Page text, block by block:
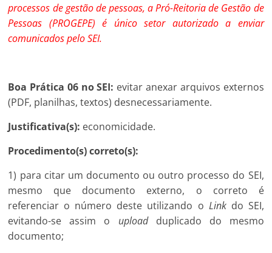
processos de gestão de pessoas, a Pró-Reitoria de Gestão de
Pessoas (PROGEPE) é único setor autorizado a enviar
comunicados pelo SEI.
Boa Prática 06 no SEI: evitar anexar arquivos externos
(PDF, planilhas, textos) desnecessariamente.
Justificativa(s): economicidade.
Procedimento(s) correto(s):
1) para citar um documento ou outro processo do SEI,
mesmo que documento externo, o correto é
referenciar o número deste utilizando o Linkdo SEI,
evitando-se assim o uploadduplicado do mesmo
documento;